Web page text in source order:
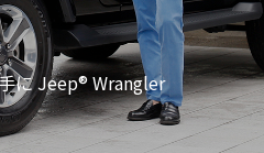
に Jeep® Wrangler